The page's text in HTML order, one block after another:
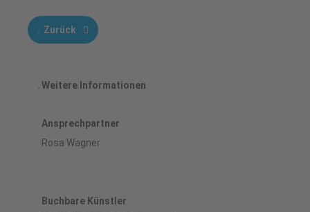
Zurück
Weitere Informationen
Ansprechpartner
Rosa Wagner
Buchbare Künstler